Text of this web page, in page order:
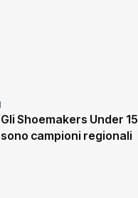
Gli Shoemakers Under 15
sono campioni regionali